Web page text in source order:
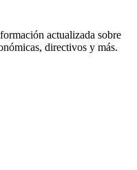
actualizada sobre
directivos y más.